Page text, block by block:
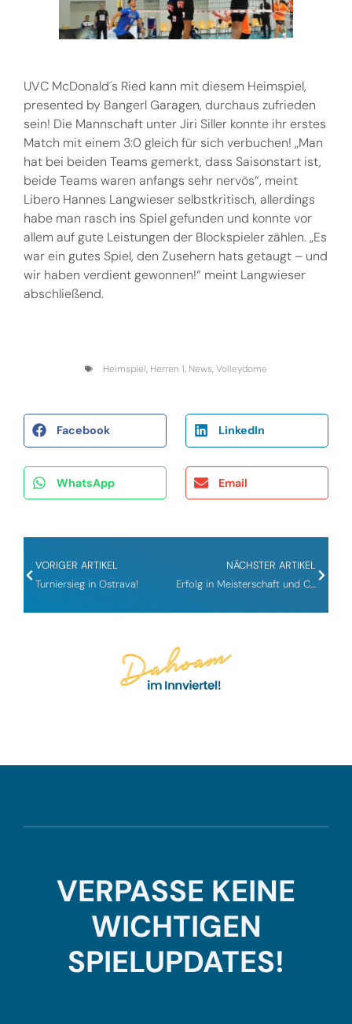
UVC McDonald´s Ried kann mit diesem Heimspiel,
presented by Bangerl Garagen, durchaus zufrieden
sein! Die Mannschaft unter Jiri Siller konnte ihr erstes
Match mit einem 3:0 gleich für sich verbuchen! „Man
hat bei beiden Teams gemerkt, dass Saisonstart ist,
beide Teams waren anfangs sehr nervös“, meint
Libero Hannes Langwieser selbstkritisch, allerdings
habe man rasch ins Spiel gefunden und konnte vor
allem auf gute Leistungen der Blockspieler zählen. „Es
war ein gutes Spiel, den Zusehern hats getaugt – und
wir haben verdient gewonnen!“ meint Langwieser
abschließend.
Heimspiel, Herren 1, News,Volleydome
Facebook LinkedIn
WhatsApp Email
VORIGER ARTIKEL
Turniersieg in Ostrava!
NÄCHSTER ARTIKEL
Erfolg in Meisterschaft und Cup!
VERPASSE KEINE
WICHTIGEN
SPIELUPDATES!